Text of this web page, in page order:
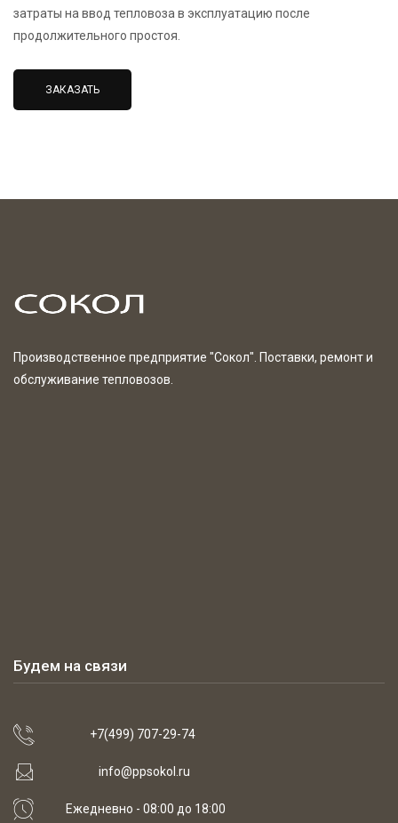
затраты на ввод тепловоза в эксплуатацию после
продолжительного простоя.
ЗАКАЗАТЬ
Производственное предприятие "Сокол". Поставки, ремонт и
обслуживание тепловозов.
Будем на связи
+7(499) 707-29-74
info@ppsokol.ru
Ежедневно - 08:00 до 18:00